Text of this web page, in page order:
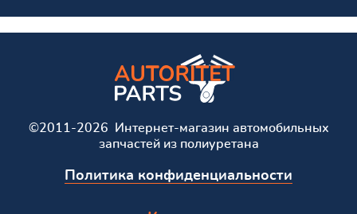
©2011-2026 Интернет-магазин автомобильных
запчастей из полиуретана
Политика конфиденциальности